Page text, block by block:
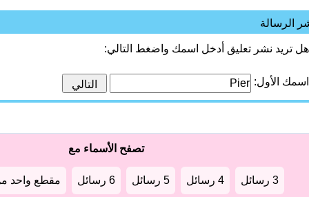
الرسالة
هل تريد نشر تعليق أدخل اسمك واضغط التالي:
اسمك الأول:
تصفح الأسماء مع
3 رسائل 4 رسائل 5 رسائل 6 رسائل مقطع واحد